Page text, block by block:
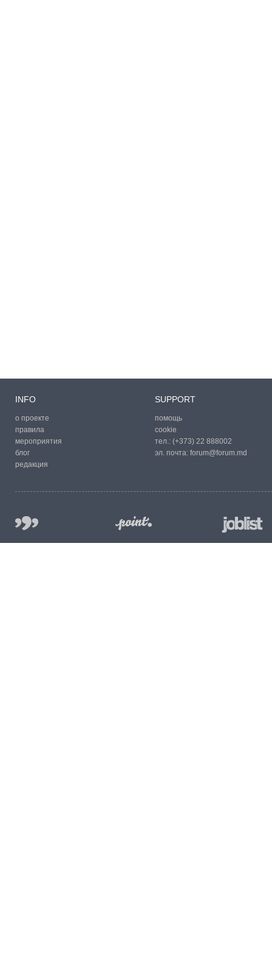
INFO
о проекте
правила
мероприятия
блог
редакция
SUPPORT
помощь
cookie
тел.: (+373) 22 888002
эл. почта: forum@forum.md